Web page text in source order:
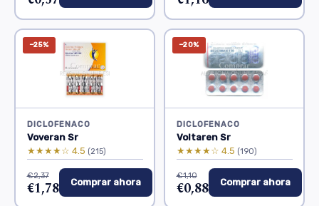
−25%
DICLOFENACO
Voveran Sr
★★★★☆ 4.5 (215)
€2,37
€1,78 Comprar ahora
−20%
DICLOFENACO
Voltaren Sr
★★★★☆ 4.5 (190)
€1,10
€0,88 Comprar ahora